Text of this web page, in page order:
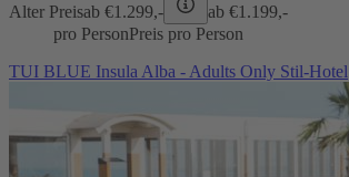
Alter Preisab €1.299,- ab €1.199,-
pro PersonPreis pro Person
TUI BLUE Insula Alba - Adults Only Stil-Hotel